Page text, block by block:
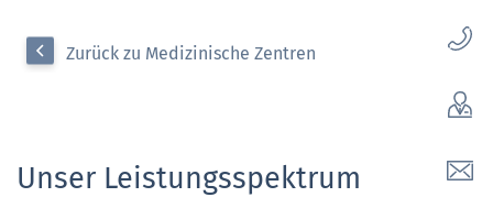
Zurück zu Medizinische Zentren
Unser Leistungsspektrum